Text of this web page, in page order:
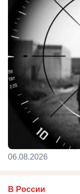
06.08.2026
В России